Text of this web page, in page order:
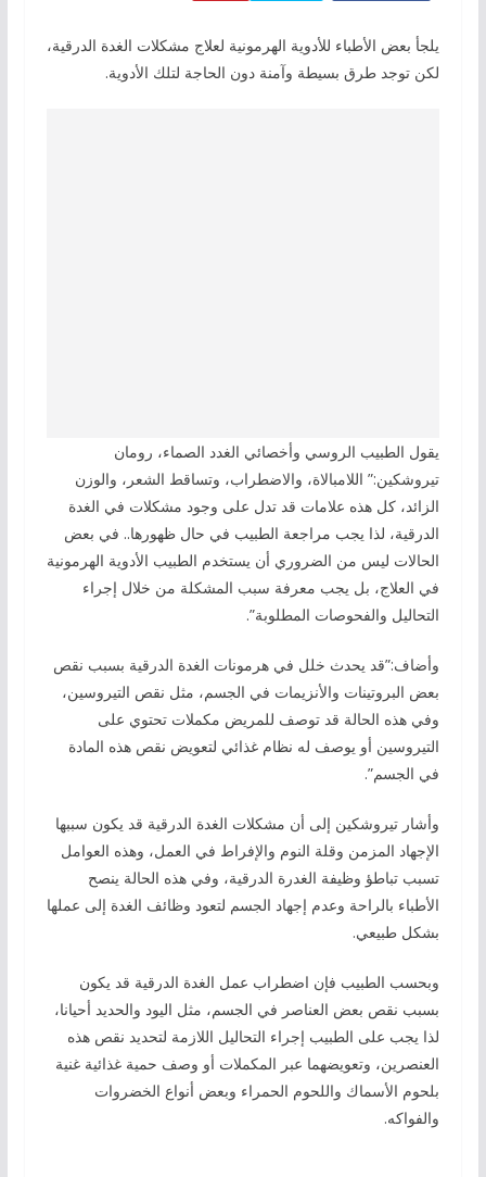
يلجأ بعض الأطباء للأدوية الهرمونية لعلاج مشكلات الغدة الدرقية،
لكن توجد طرق بسيطة وآمنة دون الحاجة لتلك الأدوية.
يقول الطبيب الروسي وأخصائي الغدد الصماء، رومان
تيروشكين:” اللامبالاة، والاضطراب، وتساقط الشعر، والوزن
الزائد، كل هذه علامات قد تدل على وجود مشكلات في الغدة
الدرقية، لذا يجب مراجعة الطبيب في حال ظهورها.. في بعض
الحالات ليس من الضروري أن يستخدم الطبيب الأدوية الهرمونية
في العلاج، بل يجب معرفة سبب المشكلة من خلال إجراء
التحاليل والفحوصات المطلوبة”.
وأضاف:”قد يحدث خلل في هرمونات الغدة الدرقية بسبب نقص
بعض البروتينات والأنزيمات في الجسم، مثل نقص التيروسين،
وفي هذه الحالة قد توصف للمريض مكملات تحتوي على
التيروسين أو يوصف له نظام غذائي لتعويض نقص هذه المادة
في الجسم”.
وأشار تيروشكين إلى أن مشكلات الغدة الدرقية قد يكون سببها
الإجهاد المزمن وقلة النوم والإفراط في العمل، وهذه العوامل
تسبب تباطؤ وظيفة الغدرة الدرقية، وفي هذه الحالة ينصح
الأطباء بالراحة وعدم إجهاد الجسم لتعود وظائف الغدة إلى عملها
بشكل طبيعي.
وبحسب الطبيب فإن اضطراب عمل الغدة الدرقية قد يكون
بسبب نقص بعض العناصر في الجسم، مثل اليود والحديد أحيانا،
لذا يجب على الطبيب إجراء التحاليل اللازمة لتحديد نقص هذه
العنصرين، وتعويضهما عبر المكملات أو وصف حمية غذائية غنية
بلحوم الأسماك واللحوم الحمراء وبعض أنواع الخضروات
والفواكه.